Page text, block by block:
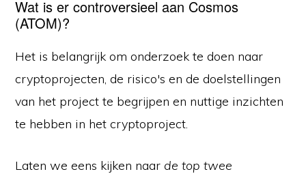
Wat is er controversieel aan Cosmos
(ATOM)?
Het is belangrijk om onderzoek te doen naar
cryptoprojecten, de risico's en de doelstellingen
van het project te begrijpen en nuttige inzichten
te hebben in het cryptoproject.
Laten we eens kijken naar de top twee